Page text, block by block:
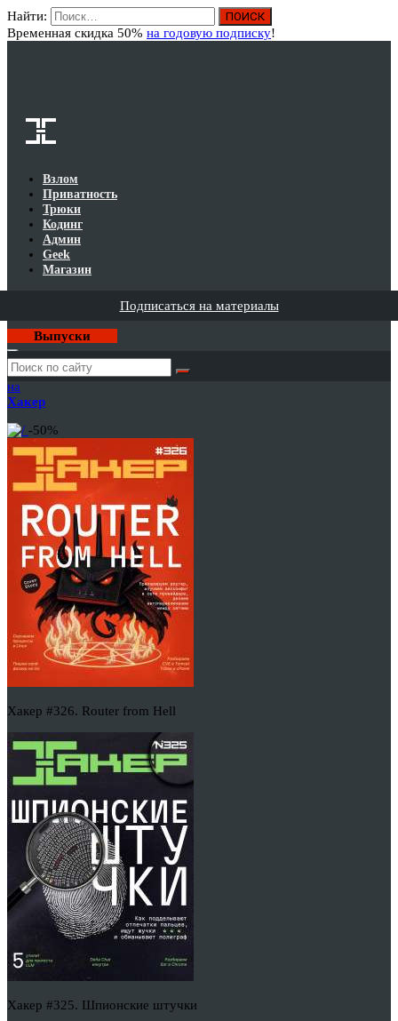
Найти:
Временная скидка 50% на годовую подписку!
Взлом
Приватность
Трюки
Кодинг
Админ
Geek
Магазин
Подписаться на материалы
Выпуски
Годовая
подписка
на
Хакер
-50%
Хакер #326. Router from Hell
Хакер #325. Шпионские штучки